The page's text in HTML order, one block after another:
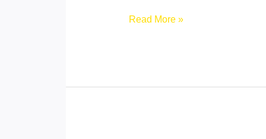
Sewa
Rengas
Read More »